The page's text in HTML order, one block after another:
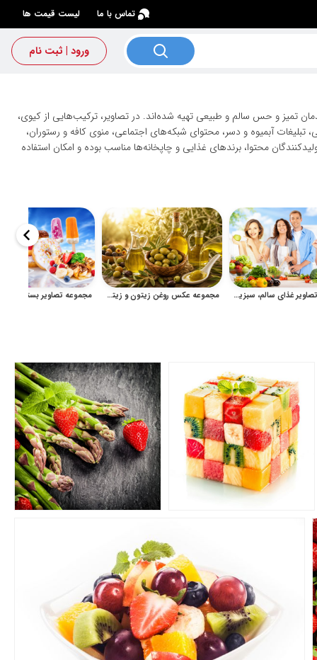
تماس با ما لیست قیمت ها
ورود | ثبت نام
تمیز و حس سالم و طبیعی تهیه شده‌اند. در تصاویر، ترکیب‌هایی از کیوی،
آبمیوه و دسر، محتوای شبکه‌های اجتماعی، منوی کافه و رستوران،
محتوا، برندهای غذایی و چاپخانه‌ها مناسب بوده و امکان استفاده
مجموعه تصاویر غذای سالم، سبزیجات تازه و سبک زندگی در آشپزخانه مجموعه عکس روغن زیتون و زیتون تازه برای طراحی و تبلیغات
×